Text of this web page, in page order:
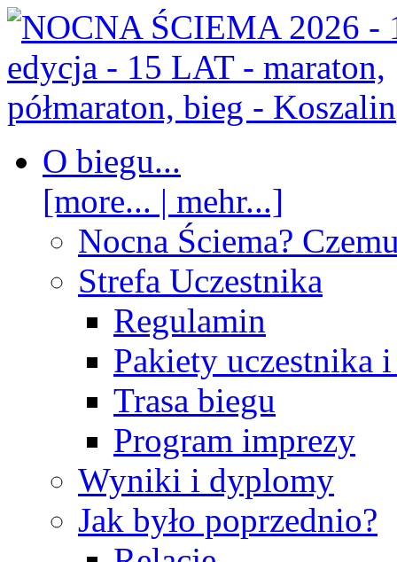
O biegu...
[more... | mehr...]
Nocna Ściema?
Strefa Uczestnika
Regulamin
Pakiety uczestnika
Trasa biegu
Program imprezy
Wyniki i dyplomy
Jak było poprzednio?